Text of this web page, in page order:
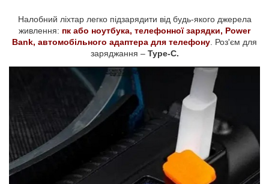
Налобний ліхтар легко підзарядити від будь-якого джерела
живлення: пк або ноутбука, телефонної зарядки, Power
Bank, автомобільного адаптера для телефону . Роз'єм для
заряджання – Type-C.